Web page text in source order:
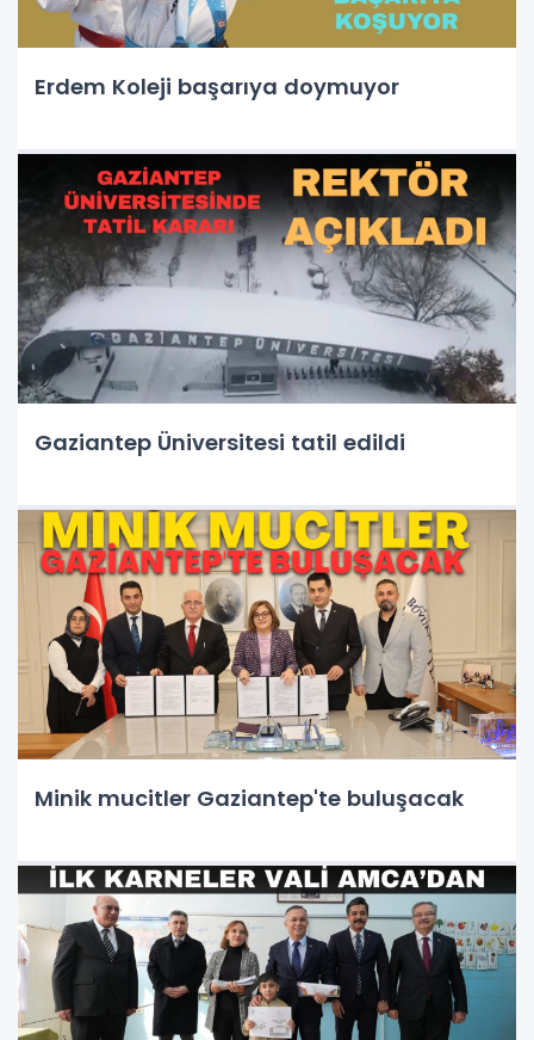
Erdem Koleji başarıya doymuyor
Gaziantep Üniversitesi tatil edildi
Minik mucitler Gaziantep'te buluşacak